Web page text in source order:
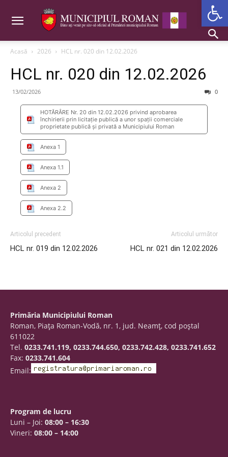
Acasă 2026 HCL nr. 020 din 12.02.2026
HCL nr. 020 din 12.02.2026
13/02/2026 0
HOTĂRÂRE Nr. 20 din 12.02.2026 privind aprobarea
închirierii prin licitaţie publică a unor spaţii comerciale
proprietate publică şi privată a Municipiului Roman
Anexa 1
Anexa 1.1
Anexa 2
Anexa 2.2
Articolul precedent
HCL nr. 019 din 12.02.2026
Articolul următor
HCL nr. 021 din 12.02.2026
Primăria Municipiului Roman
Roman, Piaţa Roman-Vodă, nr. 1, jud. Neamţ, cod poştal
611022
Tel. 0233.741.119, 0233.744.650, 0233.742.428, 0233.741.652
Fax: 0233.741.604
Email:
Program de lucru
Luni – Joi: 08:00 – 16:30
Vineri: 08:00 – 14:00